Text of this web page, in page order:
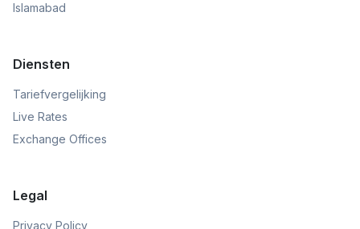
Islamabad
Diensten
Tariefvergelijking
Live Rates
Exchange Offices
Legal
Privacy Policy